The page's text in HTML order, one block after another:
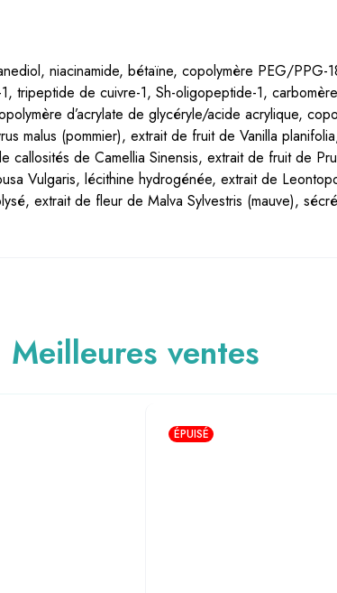
niacinamide, bétaïne, copolymère PEG/
tripeptide de cuivre-1, Sh-oligopeptide-1,
d’acrylate de glycéryle/acide acrylique,
malus (pommier), extrait de fruit de Vanilla
callosités de Camellia Sinensis, extrait de fruit de
Vulgaris, lécithine hydrogénée, extrait de
extrait de fleur de Malva Sylvestris (mauve),
Meilleures ventes
ÉPUISÉ